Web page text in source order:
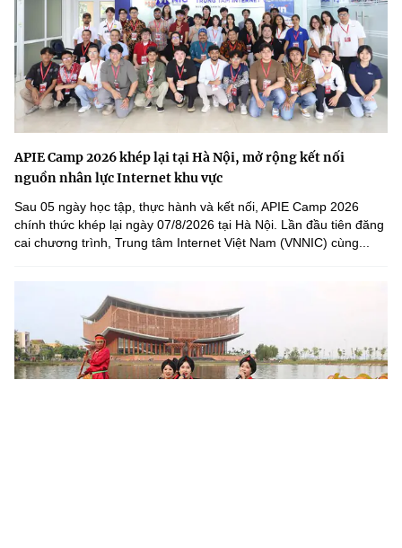
APIE Camp 2026 khép lại tại Hà Nội, mở rộng kết nối
nguồn nhân lực Internet khu vực
Sau 05 ngày học tập, thực hành và kết nối, APIE Camp 2026
chính thức khép lại ngày 07/8/2026 tại Hà Nội. Lần đầu tiên đăng
cai chương trình, Trung tâm Internet Việt Nam (VNNIC) cùng...